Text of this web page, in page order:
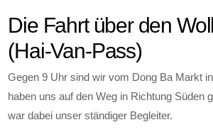
Die Fahrt über den
(Hai-Van-Pass)
Gegen 9 Uhr sind wir vom Dong Ba Markt
haben uns auf den Weg in Richtung Süden
war dabei unser ständiger Begleiter.